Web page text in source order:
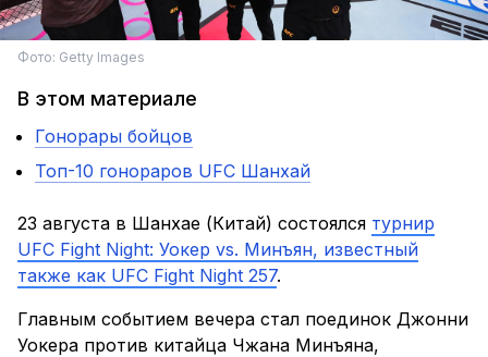
Фото: Getty Images
В этом материале
Гонорары бойцов
Топ-10 гонораров UFC Шанхай
23 августа в Шанхае (Китай) состоялся турнир
UFC Fight Night: Уокер vs. Минъян, известный
также как UFC Fight Night 257.
Главным событием вечера стал поединок Джонни
Уокера против китайца Чжана Минъяна,